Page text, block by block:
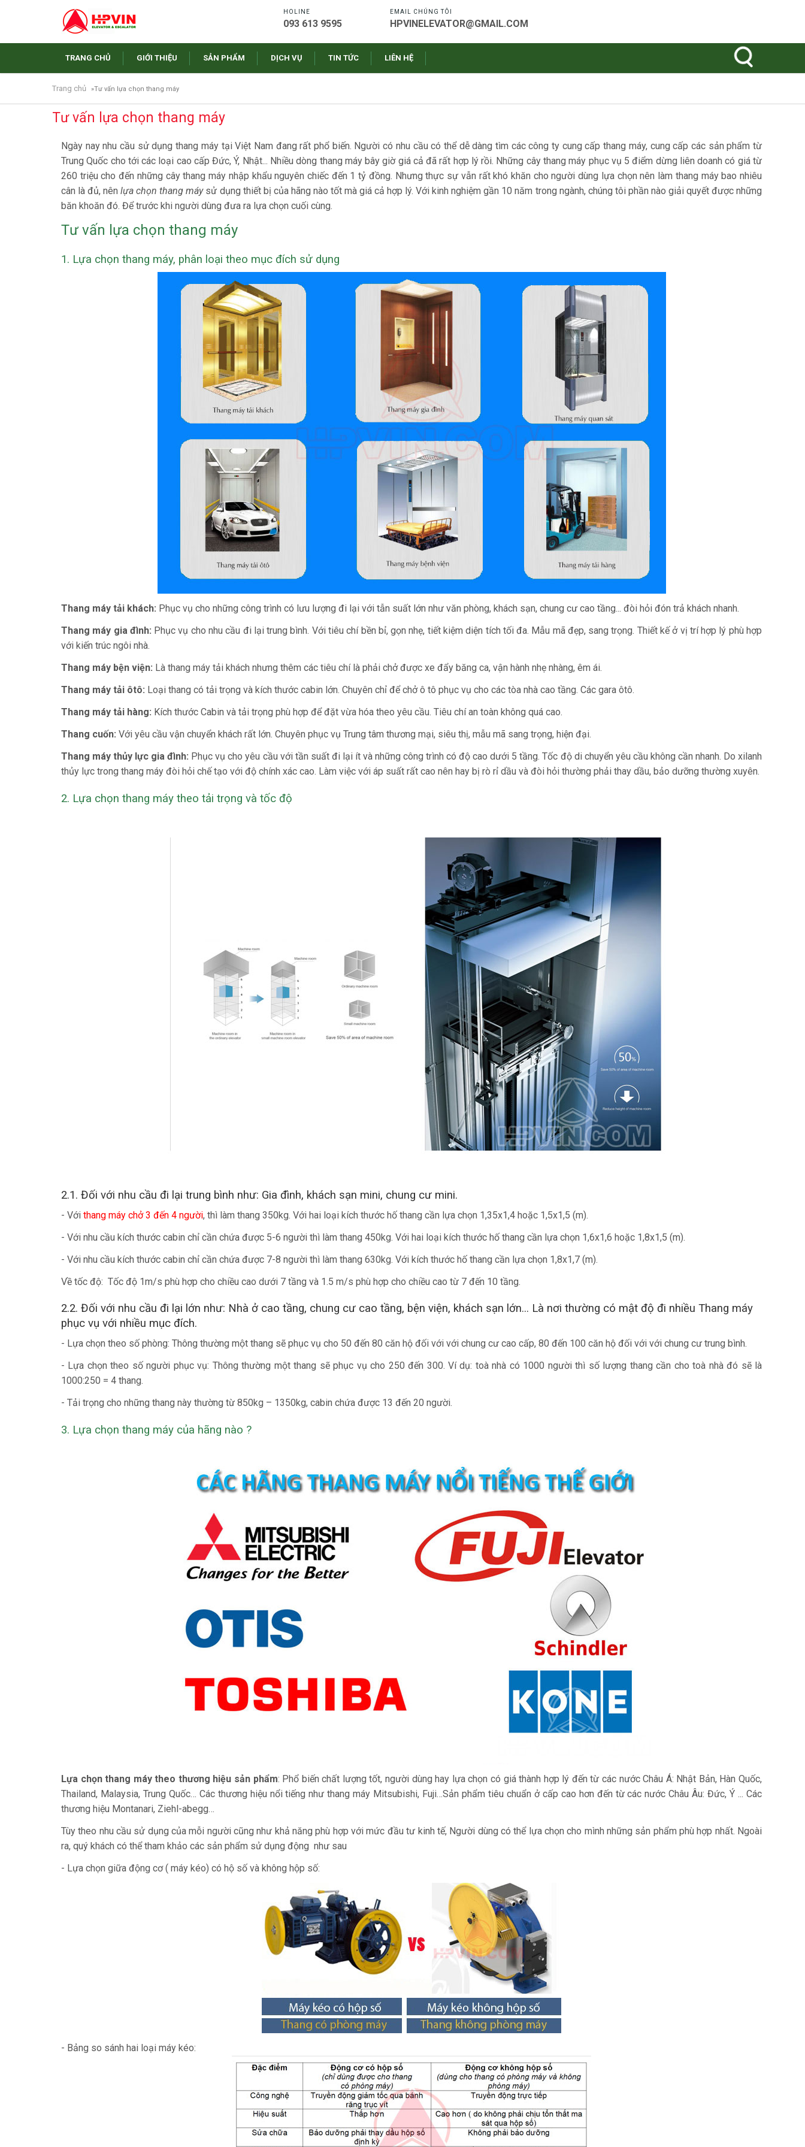
Nhảy đến nội dung
HOLINE
093 613 9595
EMAIL CHÚNG TÔI
HPVINELEVATOR@GMAIL.COM
TRANG CHỦ GIỚI THIỆU SẢN PHẨM DỊCH VỤ TIN TỨC LIÊN HỆ
Trang chủ »Tư vấn lựa chọn thang máy
Tư vấn lựa chọn thang máy
Ngày nay nhu cầu sử dụng thang máy tại Việt Nam đang rất phổ biến. Người có nhu cầu có thể dễ dàng tìm các công ty cung cấp thang máy, cung cấp các sản phẩm từ
Trung Quốc cho tới các loại cao cấp Đức, Ý, Nhật... Nhiều dòng thang máy bây giờ giá cả đã rất hợp lý rồi. Những cây thang máy phục vụ 5 điểm dừng liên doanh có giá từ
260 triệu cho đến những cây thang máy nhập khẩu nguyên chiếc đến 1 tỷ đồng. Nhưng thực sự vẫn rất khó khăn cho người dùng lựa chọn nên làm thang máy bao nhiêu
cân là đủ, nênlựa chọn thang máysử dụng thiết bị của hãng nào tốt mà giá cả hợp lý. Với kinh nghiệm gần 10 năm trong ngành, chúng tôi phần nào giải quyết được những
băn khoăn đó. Để trước khi người dùng đưa ra lựa chọn cuối cùng.
Tư vấn lựa chọn thang máy
1. Lựa chọn thang máy, phân loại theo mục đích sử dụng
Thang máy tải khách: Phục vụ cho những công trình có lưu lượng đi lại với tẫn suất lớn như văn phòng, khách sạn, chung cư cao tầng... đòi hỏi đón trả khách nhanh.
Thang máy gia đình: Phục vụ cho nhu cầu đi lại trung bình. Với tiêu chí bền bỉ, gọn nhẹ, tiết kiệm diện tích tối đa. Mẫu mã đẹp, sang trọng. Thiết kế ở vị trí hợp lý phù hợp
với kiến trúc ngôi nhà.
Thang máy bện viện: Là thang máy tải khách nhưng thêm các tiêu chí là phải chở được xe đẩy băng ca, vận hành nhẹ nhàng, êm ái.
Thang máy tải ôtô: Loại thang có tải trọng và kích thước cabin lớn. Chuyên chỉ để chở ô tô phục vụ cho các tòa nhà cao tầng. Các gara ôtô.
Thang máy tải hàng: Kích thước Cabin và tải trọng phù hợp để đặt vừa hóa theo yêu cầu. Tiêu chí an toàn không quá cao.
Thang cuốn: Với yêu cầu vận chuyển khách rất lớn. Chuyên phục vụ Trung tâm thương mại, siêu thị, mẫu mã sang trọng, hiện đại.
Thang máy thủy lực gia đình: Phục vụ cho yêu cầu với tần suất đi lại ít và những công trình có độ cao dưới 5 tầng. Tốc độ di chuyển yêu cầu không cần nhanh. Do xilanh
thủy lực trong thang máy đòi hỏi chế tạo với độ chính xác cao. Làm việc với áp suất rất cao nên hay bị rò rỉ dầu và đòi hỏi thường phải thay dầu, bảo dưỡng thường xuyên.
2. Lựa chọn thang máy theo tải trọng và tốc độ
2.1. Đối với nhu cầu đi lại trung bình như: Gia đình, khách sạn mini, chung cư mini.
- Với thang máy chở 3 đến 4 người, thì làm thang 350kg. Với hai loại kích thước hố thang cần lựa chọn 1,35x1,4 hoặc 1,5x1,5 (m).
- Với nhu cầu kích thước cabin chỉ cần chứa được 5-6 người thì làm thang 450kg. Với hai loại kích thước hố thang cần lựa chọn 1,6x1,6 hoặc 1,8x1,5 (m).
- Với nhu cầu kích thước cabin chỉ cần chứa được 7-8 người thì làm thang 630kg. Với kích thước hố thang cần lựa chọn 1,8x1,7 (m).
Về tốc độ: Tốc độ 1m/s phù hợp cho chiều cao dưới 7 tầng và 1.5 m/s phù hợp cho chiều cao từ 7 đến 10 tầng.
2.2. Đối với nhu cầu đi lại lớn như: Nhà ở cao tầng, chung cư cao tầng, bện viện, khách sạn lớn... Là nơi thường có mật độ đi nhiều Thang máy
phục vụ với nhiều mục đích.
- Lựa chọn theo số phòng: Thông thường một thang sẽ phục vụ cho 50 đến 80 căn hộ đối với với chung cư cao cấp, 80 đến 100 căn hộ đối với với chung cư trung bình.
- Lựa chọn theo số người phục vụ: Thông thường một thang sẽ phục vụ cho 250 đến 300. Ví dụ: toà nhà có 1000 người thì số lượng thang cần cho toà nhà đó sẽ là
1000:250 = 4 thang.
- Tải trọng cho những thang này thường từ 850kg – 1350kg, cabin chứa được 13 đến 20 người.
3. Lựa chọn thang máy của hãng nào ?
Lựa chọn thang máy theo thương hiệu sản phẩm: Phổ biến chất lượng tốt, người dùng hay lựa chọn có giá thành hợp lý đến từ các nước Châu Á: Nhật Bản, Hàn Quốc,
Thailand, Malaysia, Trung Quốc… Các thương hiệu nổi tiếng như thang máy Mitsubishi, Fuji…Sản phẩm tiêu chuẩn ở cấp cao hơn đến từ các nước Châu Âu: Đức, Ý ... Các
thương hiệu Montanari, Ziehl-abegg…
Tùy theo nhu cầu sử dụng của mỗi người cũng như khả năng phù hợp với mức đầu tư kinh tế, Người dùng có thể lựa chọn cho mình những sản phẩm phù hợp nhất. Ngoài
ra, quý khách có thể tham khảo các sản phẩm sử dụng động như sau
- Lựa chọn giữa động cơ ( máy kéo) có hộ số và không hộp số:
- Bảng so sánh hai loại máy kéo: